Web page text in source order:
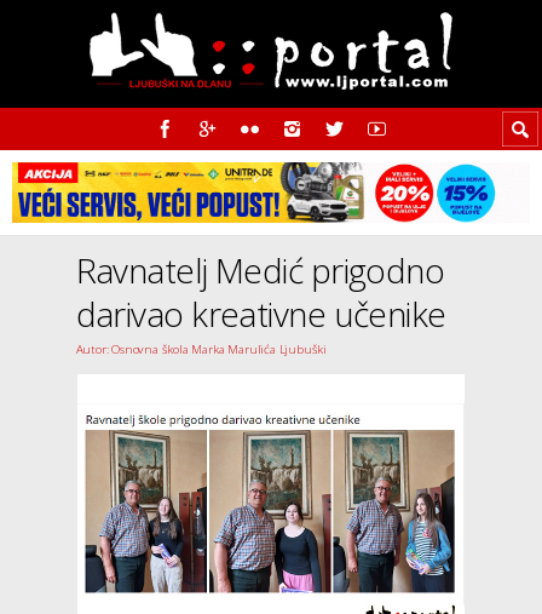
Ravnatelj Medić prigodno
darivao kreativne učenike
Autor: Osnovna škola Marka Marulića Ljubuški